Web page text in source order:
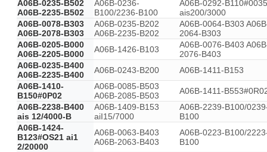
A06B-0235-B502
A06B-2235-B502
A06B-0236-
B100/2236-B100
A06B-0292-B110#0035
ais200/3000
A06B-0078-B303
A06B-2078-B303
A06B-0235-B202
A06B-2235-B202
A06B-0064-B303
2064-B303
A06B-0205-B000
A06B-2205-B000
A06B-1426-B103
A06B-0076-B403
2076-B403
A06B-0235-B400
A06B-2235-B400
A06B-0243-B200
A06B-1411-B153
A06B-1410-
B150#0P02
A06B-0085-B503
A06B-2085-B503
A06B-1411-
A06B-2238-B400
ais 12/4000-B
A06B-1409-B153
aiI15/7000
A06B-2239-B100/
B100
A06B-1424-
B123#OS21 ai1
2/20000
A06B-0063-B403
A06B-2063-B403
A06B-0223-B100/
B100